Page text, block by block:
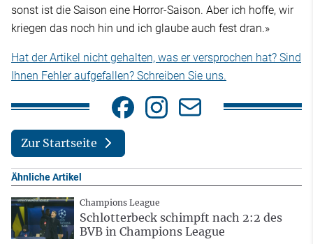
sonst ist die Saison eine Horror-Saison. Aber ich hoffe, wir
kriegen das noch hin und ich glaube auch fest dran.»
Hat der Artikel nicht gehalten, was er versprochen hat? Sind
Ihnen Fehler aufgefallen? Schreiben Sie uns.
Zur Startseite
Ähnliche Artikel
Champions League
Schlotterbeck schimpft nach 2:2 des
BVB in Champions League